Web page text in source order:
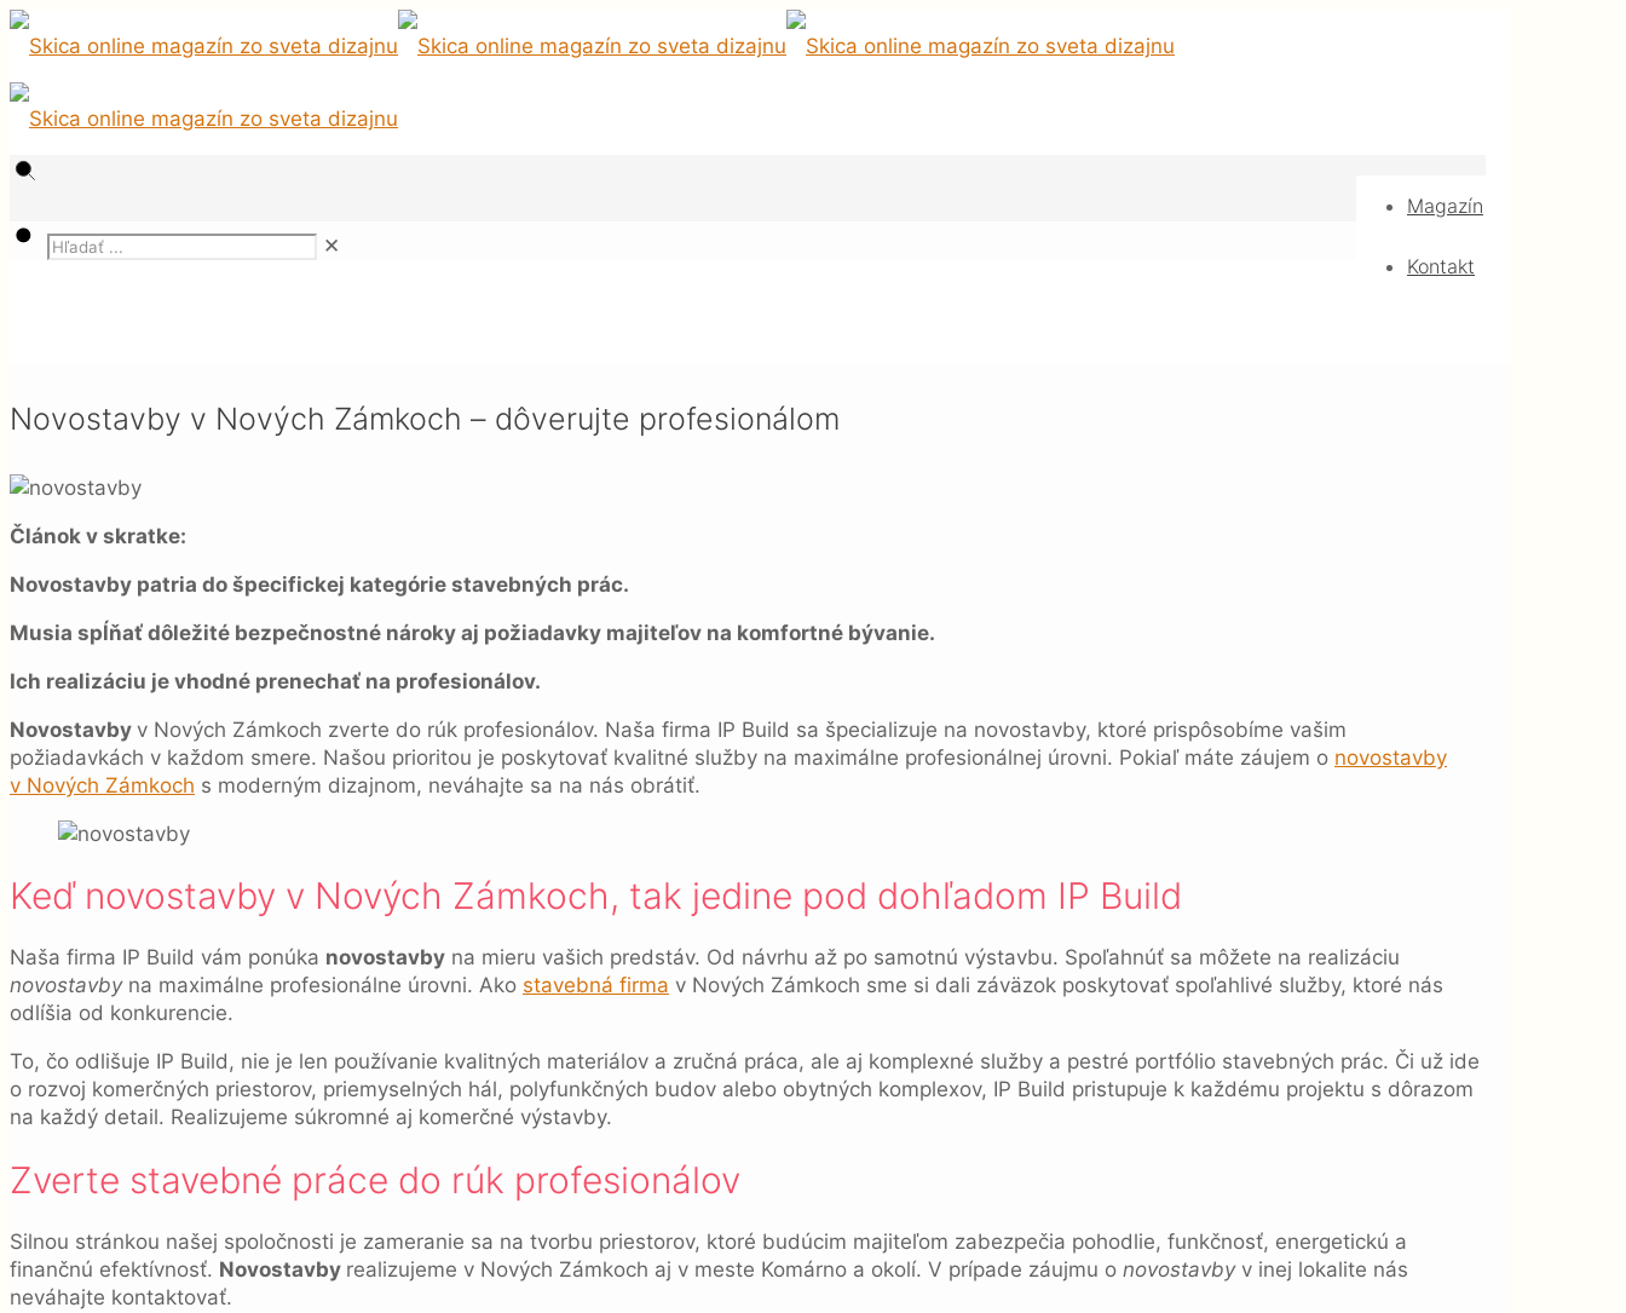
Magazín
Kontakt
✕
Novostavby v Nových Zámkoch – dôverujte profesionálom
Článok v skratke:
Novostavby patria do špecifickej kategórie stavebných prác.
Musia spĺňať dôležité bezpečnostné nároky aj požiadavky majiteľov na komfortné bývanie.
Ich realizáciu je vhodné prenechať na profesionálov.
Novostavby v Nových Zámkoch zverte do rúk profesionálov. Naša firma IP Build sa špecializuje na novostavby, ktoré prispôsobíme vašim
požiadavkách v každom smere. Našou prioritou je poskytovať kvalitné služby na maximálne profesionálnej úrovni. Pokiaľ máte záujem o novostavby
v Nových Zámkoch s moderným dizajnom, neváhajte sa na nás obrátiť.
Keď novostavby v Nových Zámkoch, tak jedine pod dohľadom IP Build
Naša firma IP Build vám ponúka novostavby na mieru vašich predstáv. Od návrhu až po samotnú výstavbu. Spoľahnúť sa môžete na realizáciu
novostavbyna maximálne profesionálne úrovni. Ako stavebná firma v Nových Zámkoch sme si dali záväzok poskytovať spoľahlivé služby, ktoré nás
odlíšia od konkurencie.
To, čo odlišuje IP Build, nie je len používanie kvalitných materiálov a zručná práca, ale aj komplexné služby a pestré portfólio stavebných prác. Či už ide
o rozvoj komerčných priestorov, priemyselných hál, polyfunkčných budov alebo obytných komplexov, IP Build pristupuje k každému projektu s dôrazom
na každý detail. Realizujeme súkromné aj komerčné výstavby.
Zverte stavebné práce do rúk profesionálov
Silnou stránkou našej spoločnosti je zameranie sa na tvorbu priestorov, ktoré budúcim majiteľom zabezpečia pohodlie, funkčnosť, energetickú a
finančnú efektívnosť. Novostavby realizujeme v Nových Zámkoch aj v meste Komárno a okolí. V prípade záujmu o novostavbyv inej lokalite nás
neváhajte kontaktovať.